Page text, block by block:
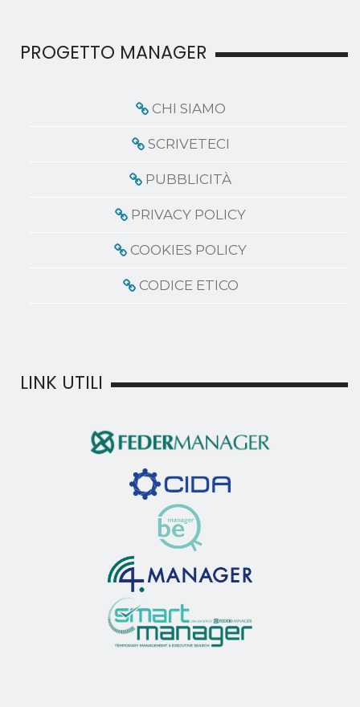
PROGETTO MANAGER
CHI SIAMO
SCRIVETECI
PUBBLICITÀ
PRIVACY POLICY
COOKIES POLICY
CODICE ETICO
LINK UTILI